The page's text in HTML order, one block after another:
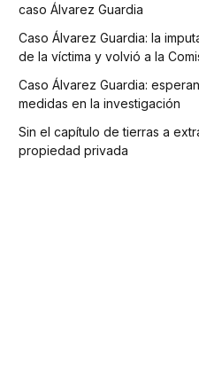
caso Álvarez Guardia
Caso Álvarez Guardia: la
de la víctima y volvió a la
Caso Álvarez Guardia:
medidas en la investigación
Sin el capítulo de tierras a
propiedad privada